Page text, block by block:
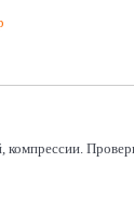
компрессии.